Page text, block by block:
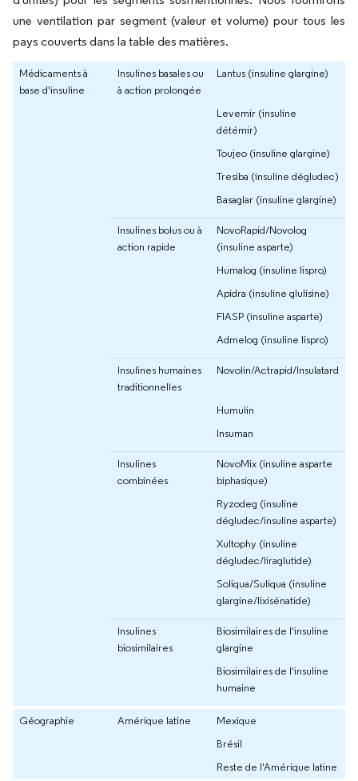
une ventilation par segment (valeur et volume) pour tous les
pays couverts dans la table des matières.
Médicaments à
base d'insuline
Insulines basales ou
à action prolongée
Lantus (insuline glargine)
Levemir (insuline
détémir)
Toujeo (insuline glargine)
Tresiba (insuline dégludec)
Basaglar (insuline glargine)
Insulines bolus ou à
action rapide
NovoRapid/Novolog
(insuline asparte)
Humalog (insuline lispro)
Apidra (insuline glulisine)
FIASP (insuline asparte)
Admelog (insuline lispro)
Insulines humaines
traditionnelles
Novolin/Actrapid/Insulatard
Humulin
Insuman
Insulines
combinées
NovoMix (insuline asparte
biphasique)
Ryzodeg (insuline
dégludec/insuline asparte)
Xultophy (insuline
dégludec/liraglutide)
Soliqua/Suliqua (insuline
glargine/lixisénatide)
Insulines
biosimilaires
Biosimilaires de l'insuline
glargine
Biosimilaires de l'insuline
humaine
Géographie Amérique latine
Mexique
Brésil
Reste de l'Amérique latine